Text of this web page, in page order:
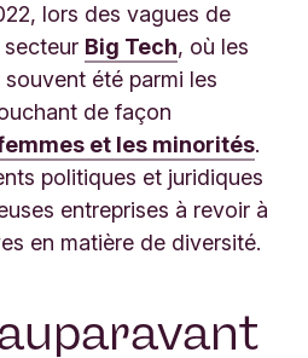
lors des vagues de
secteur Big Tech, où les
souvent été parmi les
de façon
et les minorités.
politiques et juridiques
entreprises à revoir à
en matière de diversité.